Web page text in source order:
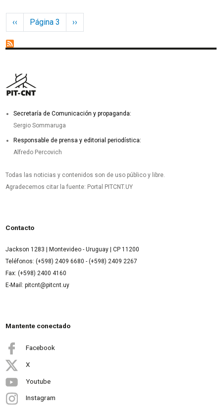
Paginación
Página anterior
‹‹ Página 3 Siguiente página
››
Secretaría de Comunicación y propaganda:
Sergio Sommaruga
Responsable de prensa y editorial periodística:
Alfredo Percovich
Todas las noticias y contenidos son de uso público y libre.
Agradecemos citar la fuente: Portal PITCNT.UY
Contacto
Jackson 1283 | Montevideo - Uruguay | CP 11200
Teléfonos: (+598) 2409 6680 - (+598) 2409 2267
Fax: (+598) 2400 4160
E-Mail: pitcnt@pitcnt.uy
Mantente conectado
Facebook
X
Youtube
Instagram